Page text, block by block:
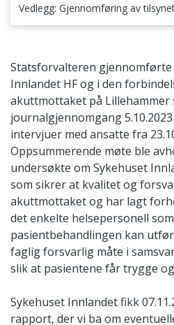
Vedlegg: Gjennomføring av
Statsforvalteren gjennomførte
Innlandet HF og i den
akuttmottaket på Lillehammer
journalgjennomgang
intervjuer med ansatte fra
Oppsummerende møte ble
undersøkte om Sykehuset
som sikrer at kvalitet og
akuttmottaket og har lagt
det enkelte helsepersonell
pasientbehandlingen kan
faglig forsvarlig måte i
slik at pasientene får trygge
Sykehuset Innlandet fikk
rapport, der vi ba om